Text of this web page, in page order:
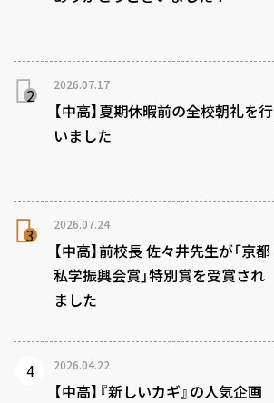
2026.07.17
【中高】夏期休暇前の全校朝礼を行
いました
2026.07.24
【中高】前校長 佐々井先生が「京都
私学振興会賞」特別賞を受賞され
ました
2026.04.22
【中高】『新しいカギ』の人気企画